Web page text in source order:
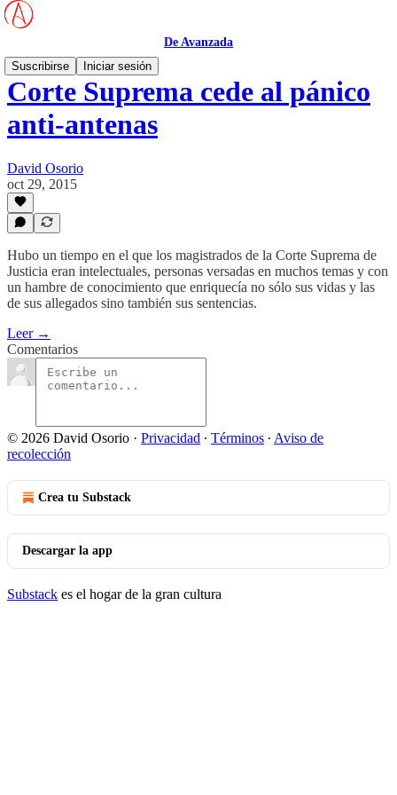
De Avanzada
Suscribirse
Iniciar sesión
Corte Suprema cede al pánico
anti-antenas
David Osorio
oct 29, 2015
Hubo un tiempo en el que los magistrados de la Corte Suprema de
Justicia eran intelectuales, personas versadas en muchos temas y con
un hambre de conocimiento que enriquecía no sólo sus vidas y las
de sus allegados sino también sus sentencias.
Leer →
Comentarios
© 2026 David Osorio · Privacidad ∙ Términos ∙ Aviso de
recolección
Crea tu Substack
Descargar la app
Substack es el hogar de la gran cultura